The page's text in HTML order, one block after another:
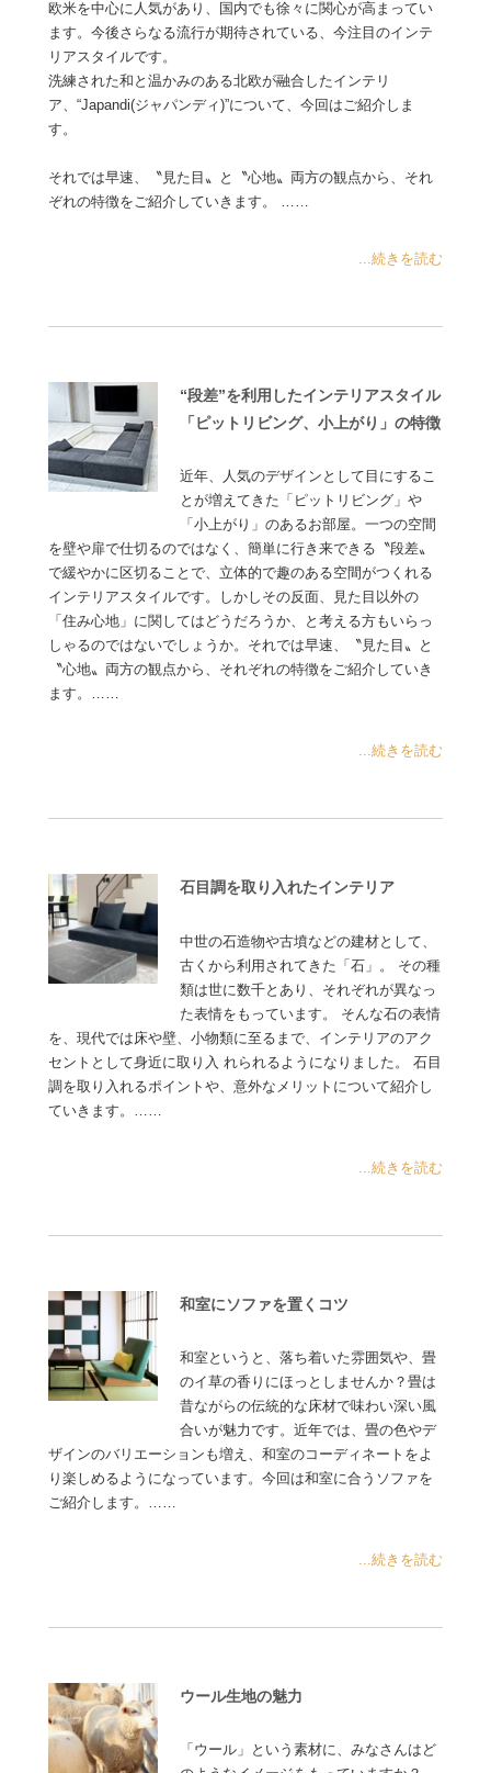
欧米を中心に人気があり、国内でも徐々に関心が高まってい
ます。今後さらなる流行が期待されている、今注目のインテ
リアスタイルです。
洗練された和と温かみのある北欧が融合したインテリ
ア、“Japandi(ジャパンディ)”について、今回はご紹介しま
す。
それでは早速、〝見た目〟と〝心地〟両方の観点から、それ
ぞれの特徴をご紹介していきます。 ……
...続きを読む
“段差”を利用したインテリアスタイル
「ピットリビング、小上がり」の特徴
近年、人気のデザインとして目にするこ
とが増えてきた「ピットリビング」や
「小上がり」のあるお部屋。一つの空間
を壁や扉で仕切るのではなく、簡単に行き来できる〝段差〟
で緩やかに区切ることで、立体的で趣のある空間がつくれる
インテリアスタイルです。しかしその反面、見た目以外の
「住み心地」に関してはどうだろうか、と考える方もいらっ
しゃるのではないでしょうか。それでは早速、〝見た目〟と
〝心地〟両方の観点から、それぞれの特徴をご紹介していき
ます。……
...続きを読む
石目調を取り入れたインテリア
中世の石造物や古墳などの建材として、
古くから利用されてきた「石」。 その種
類は世に数千とあり、それぞれが異なっ
た表情をもっています。 そんな石の表情
を、現代では床や壁、小物類に至るまで、インテリアのアク
セントとして身近に取り入 れられるようになりました。 石目
調を取り入れるポイントや、意外なメリットについて紹介し
ていきます。……
...続きを読む
和室にソファを置くコツ
和室というと、落ち着いた雰囲気や、畳
のイ草の香りにほっとしませんか？畳は
昔ながらの伝統的な床材で味わい深い風
合いが魅力です。近年では、畳の色やデ
ザインのバリエーションも増え、和室のコーディネートをよ
り楽しめるようになっています。今回は和室に合うソファを
ご紹介します。……
...続きを読む
ウール生地の魅力
「ウール」という素材に、みなさんはど